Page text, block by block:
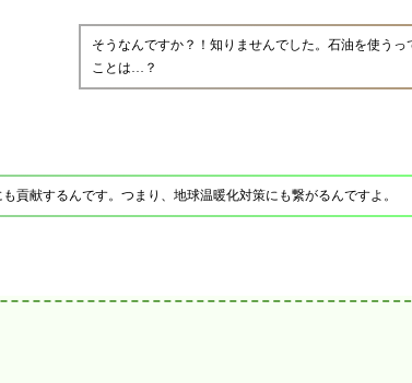
そうなんですか？！知りませんでした。石油を使うっ
ことは…？
貢献するんです。つまり、地球温暖化対策にも繋がるんですよ。